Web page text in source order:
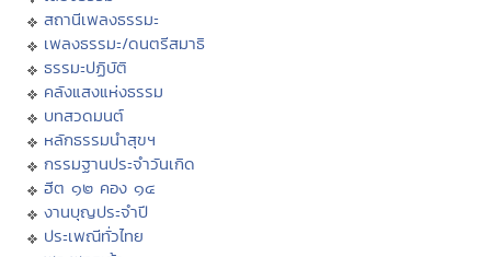
สถานีเพลงธรรมะ
เพลงธรรมะ/ดนตรีสมาธิ
ธรรมะปฏิบัติ
คลังแสงแห่งธรรม
บทสวดมนต์
หลักธรรมนำสุขฯ
กรรมฐานประจำวันเกิด
ฮีต ๑๒ คอง ๑๔
งานบุญประจำปี
ประเพณีทั่วไทย